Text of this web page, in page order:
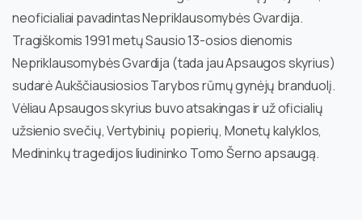
neoficialiai pavadintas Nepriklausomybės Gvardija.
Tragiškomis 1991 metų Sausio 13-osios dienomis
Nepriklausomybės Gvardija (tada jau Apsaugos skyrius)
sudarė Aukščiausiosios Tarybos rūmų gynėjų branduolį.
Vėliau Apsaugos skyrius buvo atsakingas ir už oficialių
užsienio svečių, Vertybinių popierių, Monetų kalyklos,
Medininkų tragedijos liudininko Tomo Šerno apsaugą.